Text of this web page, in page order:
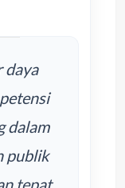
daya
dalam
publik
tepat